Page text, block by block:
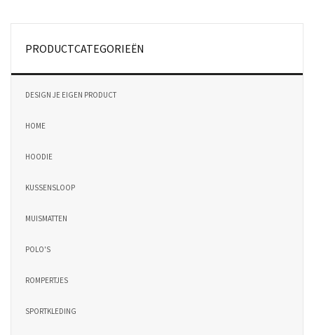
PRODUCTCATEGORIEËN
DESIGN JE EIGEN PRODUCT
HOME
HOODIE
KUSSENSLOOP
MUISMATTEN
POLO'S
ROMPERTJES
SPORTKLEDING